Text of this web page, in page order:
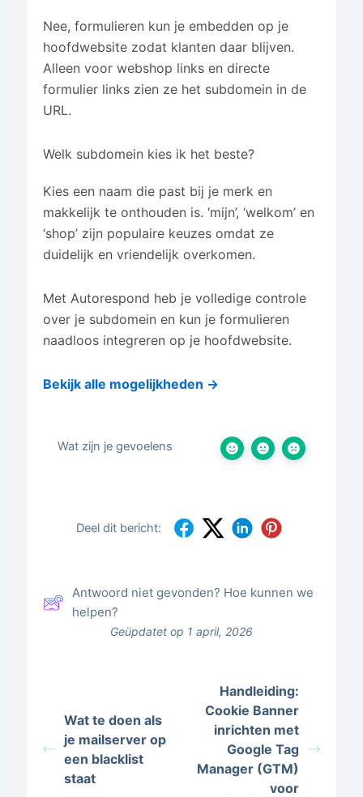
Nee, formulieren kun je embedden op je
hoofdwebsite zodat klanten daar blijven.
Alleen voor webshop links en directe
formulier links zien ze het subdomein in de
URL.
Welk subdomein kies ik het beste?
Kies een naam die past bij je merk en
makkelijk te onthouden is. ‘mijn’, ‘welkom’ en
‘shop’ zijn populaire keuzes omdat ze
duidelijk en vriendelijk overkomen.
Met Autorespond heb je volledige controle
over je subdomein en kun je formulieren
naadloos integreren op je hoofdwebsite.
Bekijk alle mogelijkheden →
Wat zijn je gevoelens
Deel dit bericht:
Antwoord niet gevonden? Hoe kunnen we
helpen?
Geüpdatet op 1 april, 2026
Wat te doen als
je mailserver op
een blacklist
staat
Handleiding:
Cookie Banner
inrichten met
Google Tag
Manager (GTM)
voor